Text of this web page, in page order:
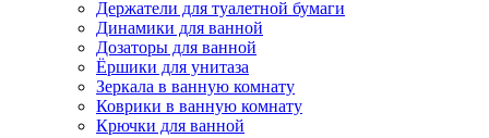
Держатели для туалетной бумаги
Динамики для ванной
Дозаторы для ванной
Ёршики для унитаза
Зеркала в ванную комнату
Коврики в ванную комнату
Крючки для ванной